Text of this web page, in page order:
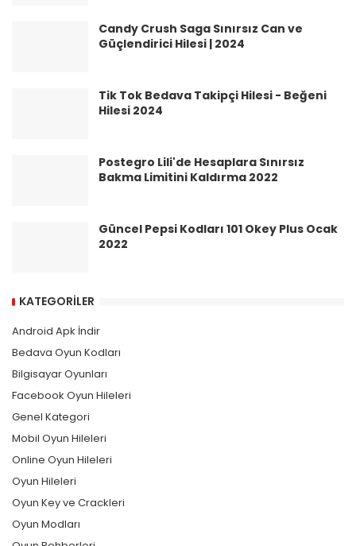
Candy Crush Saga Sınırsız Can ve
Güçlendirici Hilesi | 2024
Tik Tok Bedava Takipçi Hilesi - Beğeni
Hilesi 2024
Postegro Lili'de Hesaplara Sınırsız
Bakma Limitini Kaldırma 2022
Güncel Pepsi Kodları 101 Okey Plus Ocak
2022
KATEGORILER
Android Apk İndir
Bedava Oyun Kodları
Bilgisayar Oyunları
Facebook Oyun Hileleri
Genel Kategori
Mobil Oyun Hileleri
Online Oyun Hileleri
Oyun Hileleri
Oyun Key ve Crackleri
Oyun Modları